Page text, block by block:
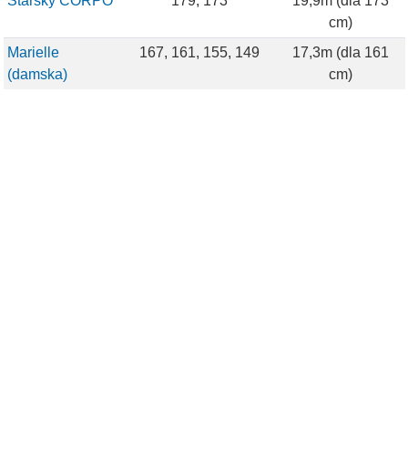
cm)
Marielle
(damska)
167, 161, 155, 149
17,3m (dla 161
cm)